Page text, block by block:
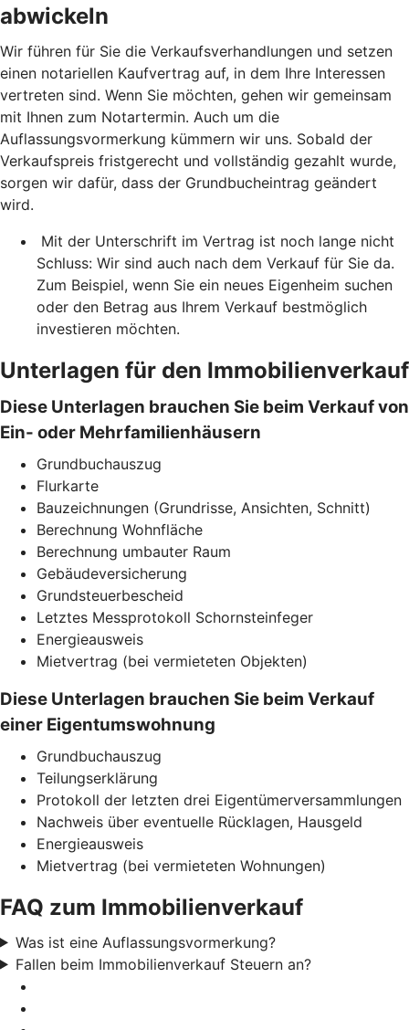
abwickeln
Wir führen für Sie die Verkaufsverhandlungen und setzen
einen notariellen Kaufvertrag auf, in dem Ihre Interessen
vertreten sind. Wenn Sie möchten, gehen wir gemeinsam
mit Ihnen zum Notartermin. Auch um die
Auflassungsvormerkung kümmern wir uns. Sobald der
Verkaufspreis fristgerecht und vollständig gezahlt wurde,
sorgen wir dafür, dass der Grundbucheintrag geändert
wird.
Mit der Unterschrift im Vertrag ist noch lange nicht
Schluss: Wir sind auch nach dem Verkauf für Sie da.
Zum Beispiel, wenn Sie ein neues Eigenheim suchen
oder den Betrag aus Ihrem Verkauf bestmöglich
investieren möchten.
Unterlagen für den Immobilienverkauf
Diese Unterlagen brauchen Sie beim Verkauf von
Ein- oder Mehrfamilienhäusern
Grundbuchauszug
Flurkarte
Bauzeichnungen (Grundrisse, Ansichten, Schnitt)
Berechnung Wohnfläche
Berechnung umbauter Raum
Gebäudeversicherung
Grundsteuerbescheid
Letztes Messprotokoll Schornsteinfeger
Energieausweis
Mietvertrag (bei vermieteten Objekten)
Diese Unterlagen brauchen Sie beim Verkauf
einer Eigentumswohnung
Grundbuchauszug
Teilungserklärung
Protokoll der letzten drei Eigentümerversammlungen
Nachweis über eventuelle Rücklagen, Hausgeld
Energieausweis
Mietvertrag (bei vermieteten Wohnungen)
FAQ zum Immobilienverkauf
Was ist eine Auflassungsvormerkung?
Fallen beim Immobilienverkauf Steuern an?